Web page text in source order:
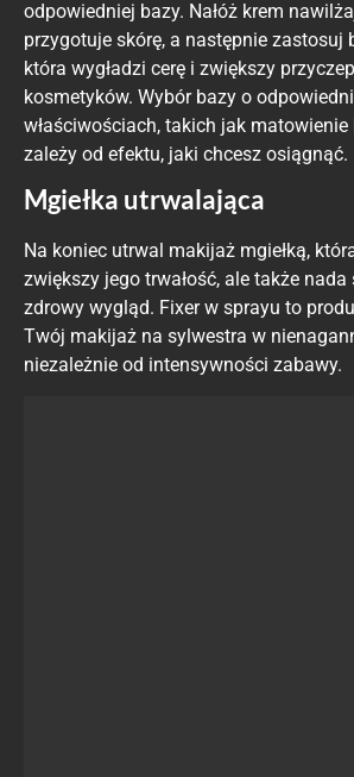
odpowiedniej bazy. Nałóż krem
przygotuje skórę, a następnie zastosuj
która wygładzi cerę i zwiększy
kosmetyków. Wybór bazy o
właściwościach, takich jak
zależy od efektu, jaki chcesz osiągnąć.
Mgiełka utrwalająca
Na koniec utrwal makijaż mgiełką,
zwiększy jego trwałość, ale także
zdrowy wygląd. Fixer w sprayu to
Twój makijaż na sylwestra w
niezależnie od intensywności zabawy.